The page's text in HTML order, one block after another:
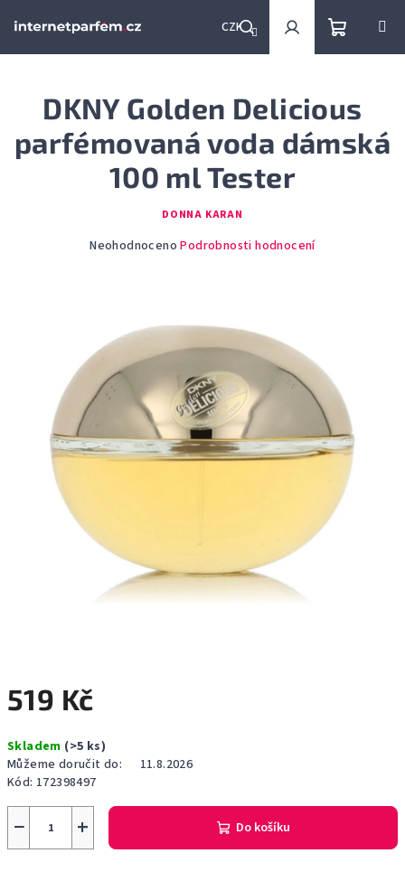
CZK
Hledat PřihlášeníNákupní
košík
519 Kč
cena:
Skladem (>5 ks)
Můžeme doručit do:
11.8.2026
Kód: 172398497
+
− Do košíku
DKNY Golden Delicious
parfémovaná voda dámská
100 ml Tester
DONNA KARAN
Průměrné
5
hvězdiček.
Neohodnoceno Podrobnosti hodnocení